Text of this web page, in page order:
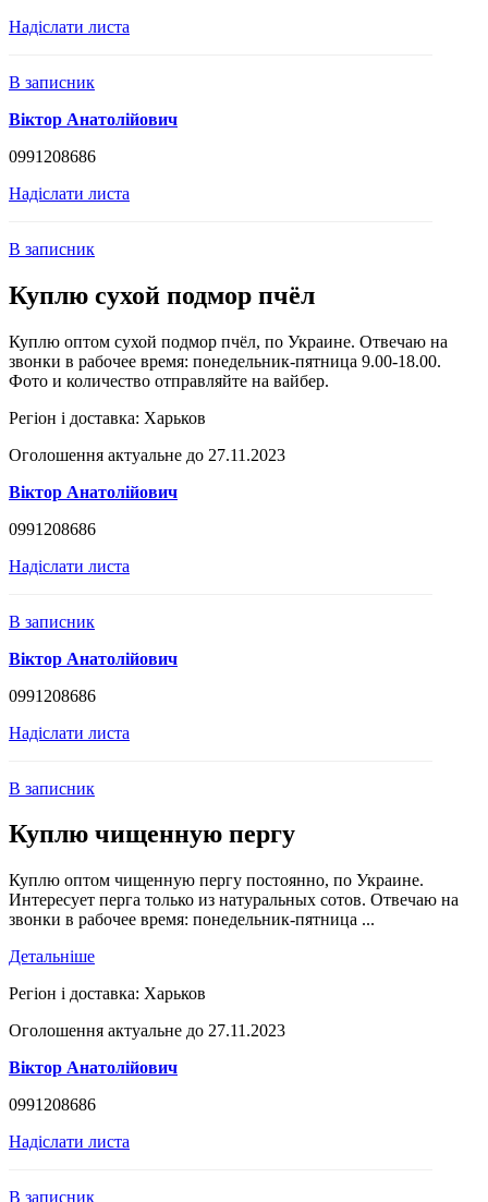
Надіслати листа
В записник
Віктор Анатолійович
0991208686
Надіслати листа
В записник
Куплю сухой подмор пчёл
Куплю оптом сухой подмор пчёл, по Украине. Отвечаю на
звонки в рабочее время: понедельник-пятница 9.00-18.00.
Фото и количество отправляйте на вайбер.
Регіон і доставка: Харьков
Оголошення актуальне до 27.11.2023
Віктор Анатолійович
0991208686
Надіслати листа
В записник
Віктор Анатолійович
0991208686
Надіслати листа
В записник
Куплю чищенную пергу
Куплю оптом чищенную пергу постоянно, по Украине.
Интересует перга только из натуральных сотов. Отвечаю на
звонки в рабочее время: понедельник-пятница ...
Детальніше
Регіон і доставка: Харьков
Оголошення актуальне до 27.11.2023
Віктор Анатолійович
0991208686
Надіслати листа
В записник